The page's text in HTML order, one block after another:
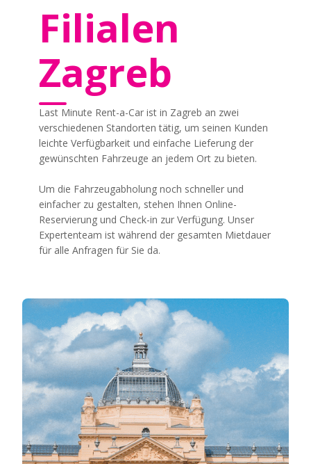
Filialen
Zagreb
Last Minute Rent-a-Car ist in Zagreb an zwei
verschiedenen Standorten tätig, um seinen Kunden
leichte Verfügbarkeit und einfache Lieferung der
gewünschten Fahrzeuge an jedem Ort zu bieten.
Um die Fahrzeugabholung noch schneller und
einfacher zu gestalten, stehen Ihnen Online-
Reservierung und Check-in zur Verfügung. Unser
Expertenteam ist während der gesamten Mietdauer
für alle Anfragen für Sie da.